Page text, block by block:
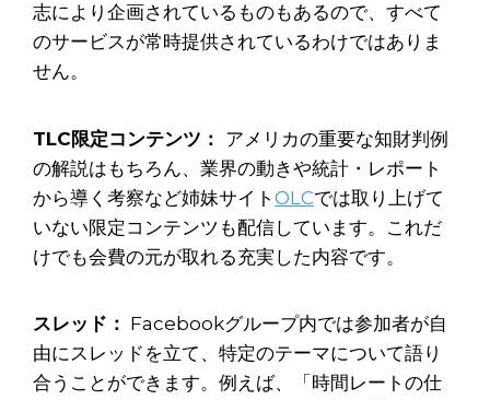
志により企画されているものもあるので、すべて
のサービスが常時提供されているわけではありま
せん。
TLC限定コンテンツ： アメリカの重要な知財判例
の解説はもちろん、業界の動きや統計・レポート
から導く考察など姉妹サイト OLCでは取り上げて
いない限定コンテンツも配信しています。これだ
けでも会費の元が取れる充実した内容です。
スレッド： Facebookグループ内では参加者が自
由にスレッドを立て、特定のテーマについて語り
合うことができます。例えば、「時間レートの仕